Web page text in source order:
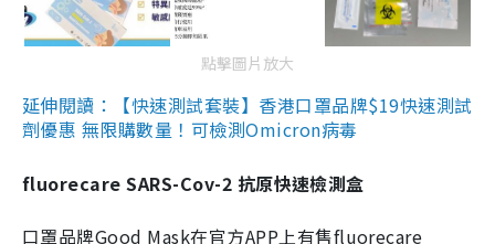
點擊圖片放大
延伸閱讀：【快速測試套裝】香港口罩品牌$19快速測試
劑優惠 無限購數量！可檢測Omicron病毒
fluorecare SARS-Cov-2 抗原快速檢測盒
口罩品牌Good Mask在官方APP上有售fluorecare